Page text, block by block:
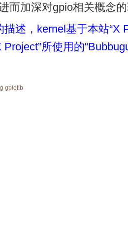
而加深对gpio相关概念
述，kernel基于本站“X
Project”所使用的
gpiolib